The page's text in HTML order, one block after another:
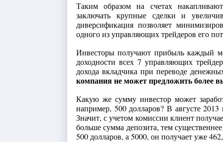
Таким образом на счетах
заключать крупные сделки и
диверсификация позволяет
одного из управляющих трейдеров его
Инвесторы получают прибыль каждый
доходности всех 7 управляющих
дохода вкладчика при переводе
компания не может предложить более
Какую же сумму инвестор может
например, 500 долларов? В августе 2013
Значит, с учетом комиссии клиент
больше сумма депозита, тем
500 долларов, а 5000, он получает уже